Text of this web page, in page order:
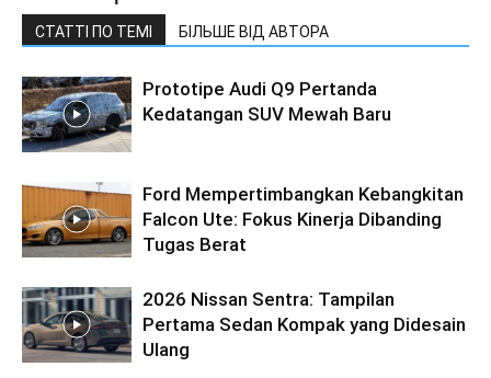
СТАТТІ ПО ТЕМІ БІЛЬШЕ ВІД АВТОРА
Prototipe Audi Q9 Pertanda
Kedatangan SUV Mewah Baru
Ford Mempertimbangkan Kebangkitan
Falcon Ute: Fokus Kinerja Dibanding
Tugas Berat
2026 Nissan Sentra: Tampilan
Pertama Sedan Kompak yang Didesain
Ulang